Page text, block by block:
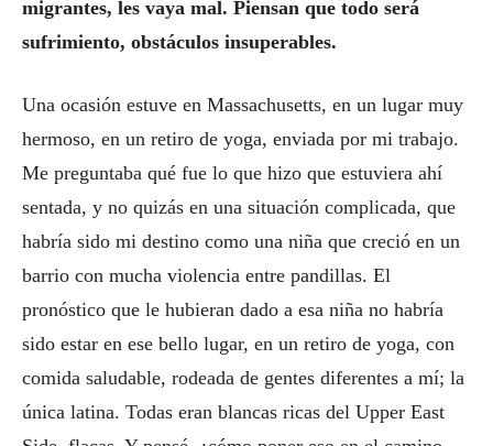
migrantes, les vaya mal. Piensan que todo será
sufrimiento, obstáculos insuperables.
Una ocasión estuve en Massachusetts, en un lugar muy
hermoso, en un retiro de yoga, enviada por mi trabajo.
Me preguntaba qué fue lo que hizo que estuviera ahí
sentada, y no quizás en una situación complicada, que
habría sido mi destino como una niña que creció en un
barrio con mucha violencia entre pandillas. El
pronóstico que le hubieran dado a esa niña no habría
sido estar en ese bello lugar, en un retiro de yoga, con
comida saludable, rodeada de gentes diferentes a mí; la
única latina. Todas eran blancas ricas del Upper East